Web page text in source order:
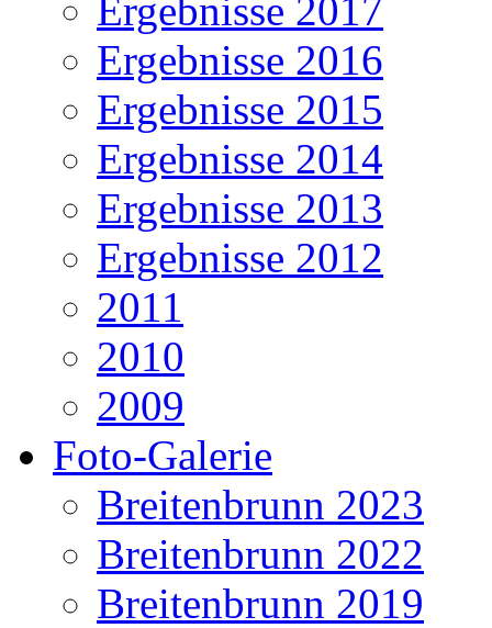
Ergebnisse 2017
Ergebnisse 2016
Ergebnisse 2015
Ergebnisse 2014
Ergebnisse 2013
Ergebnisse 2012
2011
2010
2009
Foto-Galerie
Breitenbrunn 2023
Breitenbrunn 2022
Breitenbrunn 2019